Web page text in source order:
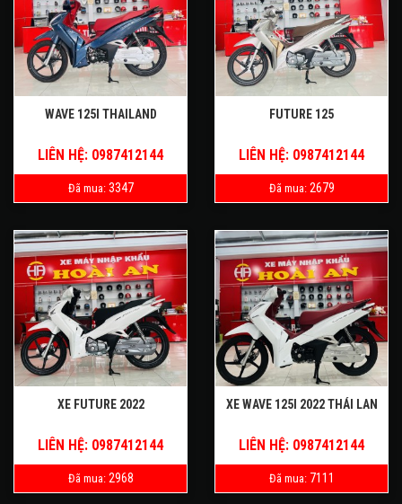
WAVE 125I THAILAND
LIÊN HỆ: 0987412144
Đã mua: 3347
FUTURE 125
LIÊN HỆ: 0987412144
Đã mua: 2679
XE FUTURE 2022
LIÊN HỆ: 0987412144
Đã mua: 2968
XE WAVE 125I 2022 THÁI LAN
LIÊN HỆ: 0987412144
Đã mua: 7111